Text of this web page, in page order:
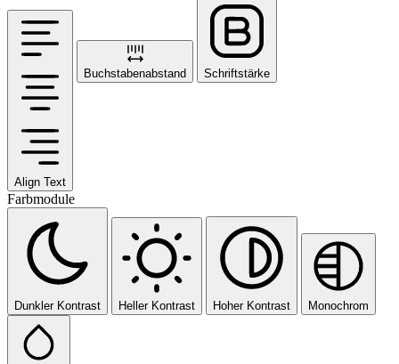
Align Text
Buchstabenabstand Schriftstärke
Farbmodule
Dunkler Kontrast Heller Kontrast Hoher Kontrast Monochrom